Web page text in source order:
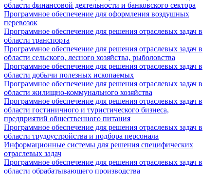
области финансовой деятельности и банковского сектора
Программное обеспечение для оформления воздушных
перевозок
Программное обеспечение для решения отраслевых задач в
области транспорта
Программное обеспечение для решения отраслевых задач в
области сельского, лесного хозяйства, рыболовства
Программное обеспечение для решения отраслевых задач в
области добычи полезных ископаемых
Программное обеспечение для решения отраслевых задач в
области жилищно-коммунального хозяйства
Программное обеспечение для решения отраслевых задач в
области гостиничного и туристического бизнеса,
предприятий общественного питания
Программное обеспечение для решения отраслевых задач в
области трудоустройства и подбора персонала
Информационные системы для решения специфических
отраслевых задач
Программное обеспечение для решения отраслевых задач в
области обрабатывающего производства